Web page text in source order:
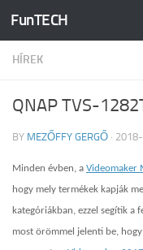
Skip to content
FunTECH
HÍREK
QNAP TVS-
BY MEZŐFFY GERGŐ ·
Minden évben, a Videomaker
hogy mely termékek kapják
kategóriákban, ezzel segítik a
most örömmel jelenti be, hogy